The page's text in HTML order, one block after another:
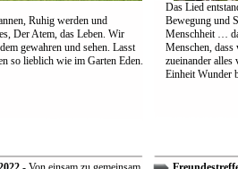
Ruhig werden und
Der Atem, das Leben. Wir
gewahren und sehen. Lasst
so lieblich wie im Garten Eden.
Das Lied
Bewegung und
Menschheit …
Menschen,
zueinander alles
Einheit Wunder